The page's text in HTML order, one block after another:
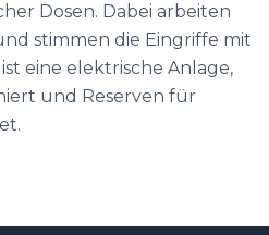
Dosen. Dabei arbeiten
stimmen die Eingriffe mit
eine elektrische Anlage,
und Reserven für